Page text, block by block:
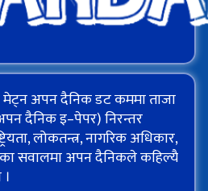
मेट्न अपन दैनिक डट कममा ताजा
दैनिक इ–पेपर) निरन्तर
लोकतन्त्र, नागरिक अधिकार,
सवालमा अपन दैनिकले कहिल्यै